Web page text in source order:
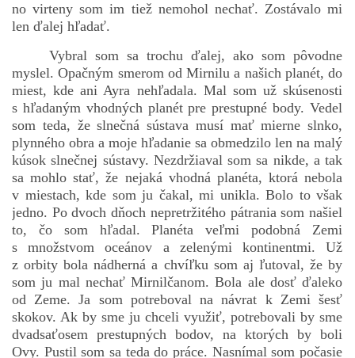
no virteny som im tiež nemohol nechať. Zostávalo mi
len ďalej hľadať.
Vybral som sa trochu ďalej, ako som pôvodne
myslel. Opačným smerom od Mirnilu a našich planét, do
miest, kde ani Ayra nehľadala. Mal som už skúsenosti
s hľadaným vhodných planét pre prestupné body. Vedel
som teda, že slnečná sústava musí mať mierne slnko,
plynného obra a moje hľadanie sa obmedzilo len na malý
kúsok slnečnej sústavy. Nezdržiaval som sa nikde, a tak
sa mohlo stať, že nejaká vhodná planéta, ktorá nebola
v miestach, kde som ju čakal, mi unikla. Bolo to však
jedno. Po dvoch dňoch nepretržitého pátrania som našiel
to, čo som hľadal. Planéta veľmi podobná Zemi
s množstvom oceánov a zelenými kontinentmi. Už
z orbity bola nádherná a chvíľku som aj ľutoval, že by
som ju mal nechať Mirnilčanom. Bola ale dosť ďaleko
od Zeme. Ja som potreboval na návrat k Zemi šesť
skokov. Ak by sme ju chceli využiť, potrebovali by sme
dvadsaťosem prestupných bodov, na ktorých by boli
Ovy. Pustil som sa teda do práce. Nasnímal som počasie